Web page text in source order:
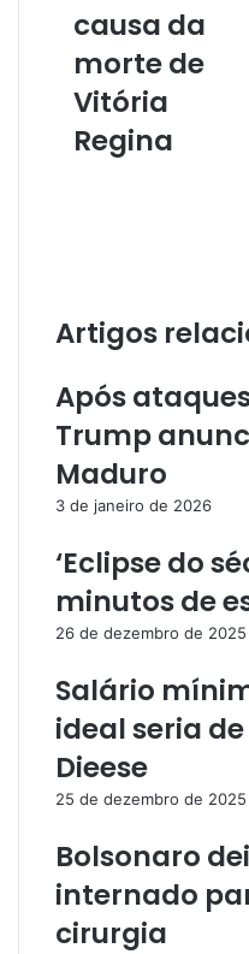
a
causa da
morte de
Vitória
Regina
Artigos
Após
Trump
Maduro
3 de janeiro de 2026
‘Eclipse do
minutos de
26 de dezembro de 2025
Salário
ideal seria de
Dieese
25 de dezembro de 2025
Bolsonaro
internado
cirurgia